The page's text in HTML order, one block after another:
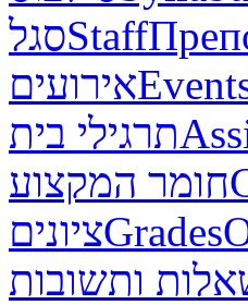
סגלStaff
אירועים
תרגילי בית
חומר המקצוע
ציוניםGrades
ותשובות